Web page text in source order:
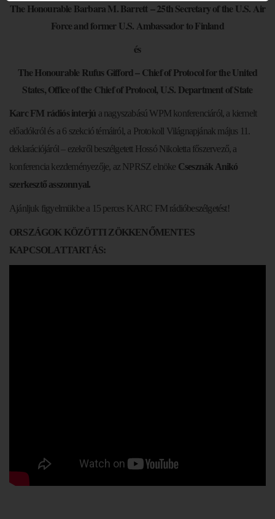
The Honourable Barbara M. Barrett– 25th Secretary of the U.S. Air
Force and former U.S. Ambassador to Finland
és
The Honourable Rufus Gifford – Chief of Protocol for the United
States, Office of the Chief of Protocol, U.S. Department of State
Karc FM rádiós interjú a nagyszabású WPM konferenciáról, a kiemelt
előadókról és a 6 szekció témáiról, a Protokoll Világnapjának május 11.
deklarációjáról – ezekről beszélgetett HossóNikoletta főszervező, a
konferencia kezdeményezője, az NPRSZ elnöke Csesznák Anikó
szerkesztő asszonnyal.
Ajánljuk figyelmükbe a 15 perces KARC FM rádióbeszélgetést!
ORSZÁGOK KÖZÖTTI ZÖKKENŐMENTES
KAPCSOLATTARTÁS: